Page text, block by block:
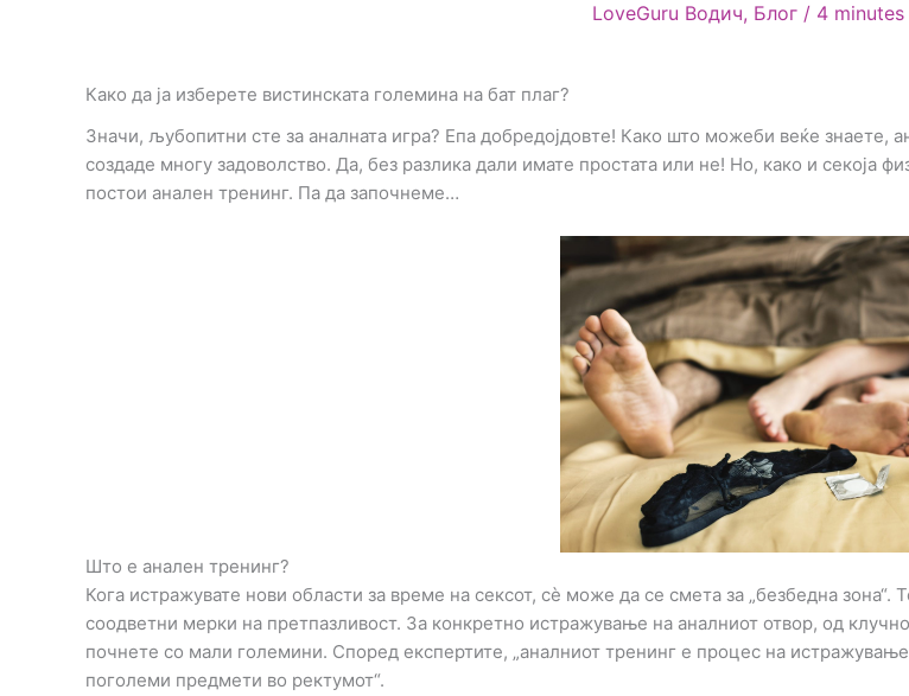
LoveGuru Водич, Блог / 4
Како да ја изберете вистинската големина на бат плаг?
Значи, љубопитни сте за аналната игра? Епа добредојдовте! Како што можеби веќе
создаде многу задоволство. Да, без разлика дали имате простата или не! Но, како и секоја
постои анален тренинг. Па да започнеме…
Што е анален тренинг?
Кога истражувате нови области за време на сексот, сè може да се смета за „безбедна
соодветни мерки на претпазливост. За конкретно истражување на аналниот отвор, од
почнете со мали големини. Според експертите, „аналниот тренинг е процес на
поголеми предмети во ректумот“.